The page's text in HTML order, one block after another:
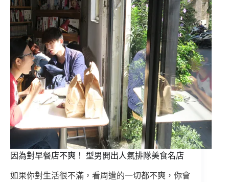
因為對早餐店不爽！ 型男開出人氣排隊美食名店
如果你對生活很不滿，看周遭的一切都不爽，你會